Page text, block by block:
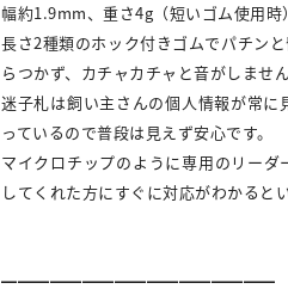
幅約1.9mm、重さ4g（短いゴム使用時
長さ2種類のホック付きゴムでパチン
らつかず、カチャカチャと音がしません
迷子札は飼い主さんの個人情報が常
っているので普段は見えず安心です。
マイクロチップのように専用のリー
してくれた方にすぐに対応がわかると
━━━━━━━━━━━━━━━━━